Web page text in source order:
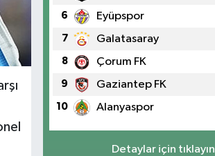
6 Eyüpspor
7 Galatasaray
8 Çorum FK
9 Gaziantep FK
10 Alanyaspor
Detaylar için tıklayın